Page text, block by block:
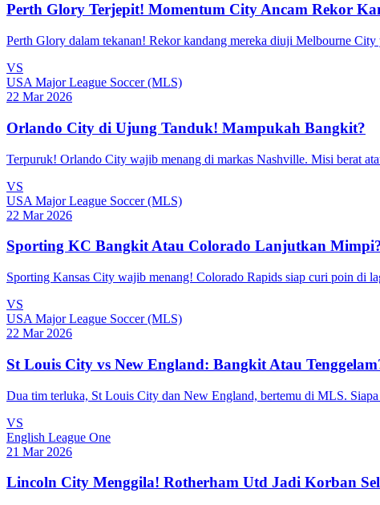
Perth Glory Terjepit! Momentum City Ancam Rekor
Perth Glory dalam tekanan! Rekor kandang mereka diuji Melbourne
VS
USA Major League Soccer (MLS)
22 Mar 2026
Orlando City di Ujung Tanduk! Mampukah Bangkit?
Terpuruk! Orlando City wajib menang di markas Nashville. Misi berat
VS
USA Major League Soccer (MLS)
22 Mar 2026
Sporting KC Bangkit Atau Colorado Lanjutkan
Sporting Kansas City wajib menang! Colorado Rapids siap curi poin di
VS
USA Major League Soccer (MLS)
22 Mar 2026
St Louis City vs New England: Bangkit Atau
Dua tim terluka, St Louis City dan New England, bertemu di MLS.
VS
English League One
21 Mar 2026
Lincoln City Menggila! Rotherham Utd Jadi Korban